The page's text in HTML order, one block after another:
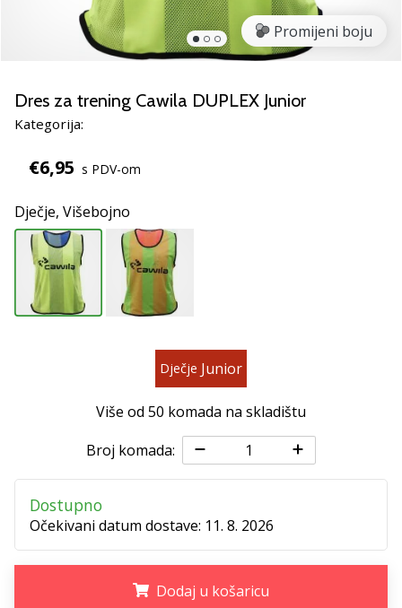
Pronađite
odbojku!
Pogledajte
naš
obuću,
odjeću
opremu
najboljih
marki
1 min. čitanja
Postani
ambasadorom
našeg
brenda
za
Promijeni boju
Dres za trening Cawila DUPLEX Junior
Kategorija:
€6,95 s PDV-om
Dječje, Višebojno
Dječje Junior
Više od 50 komada na skladištu
Broj komada:
Dostupno
Očekivani datum dostave: 11. 8. 2026
Dodaj u košaricu